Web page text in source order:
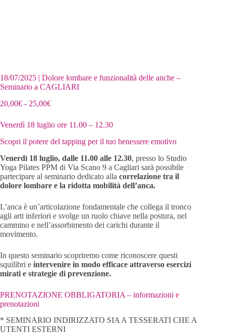
18/07/2025 | Dolore lombare e funzionalità delle anche –
Seminario a CAGLIARI
20,00€ - 25,00€Fascia
prezzo:
da
20,00€
25,00€
Venerdì 18 luglio ore 11.00 – 12.30
Scopri il potere del tapping per il tuo benessere emotivo
Venerdì 18 luglio, dalle 11.00 alle 12.30, presso lo Studio
Yoga Pilates PPM di Via Scano 9 a Cagliari sarà possibile
partecipare al seminario dedicato alla correlazione tra il
dolore lombare e la ridotta mobilità dell’anca.
L’anca è un’articolazione fondamentale che collega il tronco
agli arti inferiori e svolge un ruolo chiave nella postura, nel
cammino e nell’assorbimento dei carichi durante il
movimento.
In questo seminario scopriremo come riconoscere questi
squilibri e intervenire in modo efficace attraverso esercizi
mirati e strategie di prevenzione.
PRENOTAZIONE OBBLIGATORIA – informazioni e
prenotazioni
* SEMINARIO INDIRIZZATO SIA A TESSERATI CHE A
UTENTI ESTERNI